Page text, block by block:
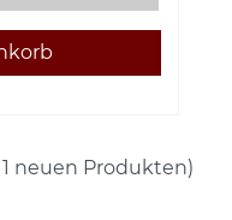
1 neuen Produkten)